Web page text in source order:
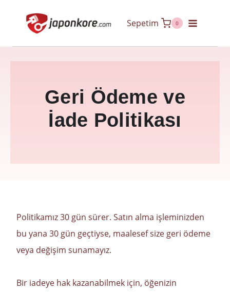
Sepetim 0
Geri Ödeme ve
İade Politikası
Politikamız 30 gün sürer. Satın alma işleminizden
bu yana 30 gün geçtiyse, maalesef size geri ödeme
veya değişim sunamayız.
Bir iadeye hak kazanabilmek için, öğenizin